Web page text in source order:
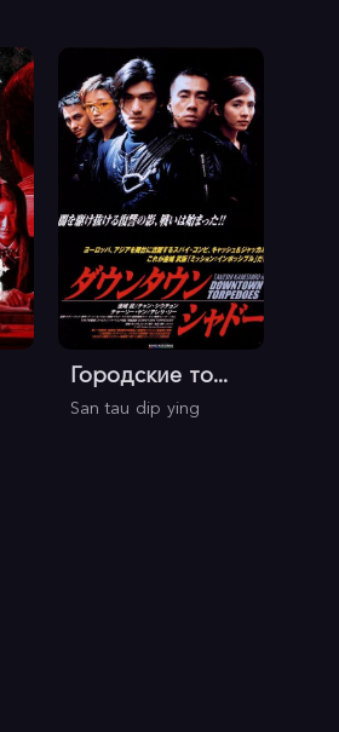
Городские то...
San tau dip ying